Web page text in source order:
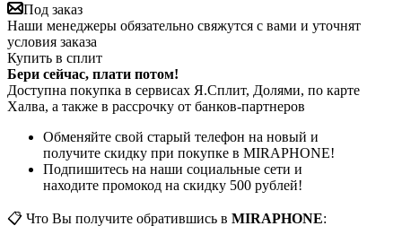
Под заказ
Наши менеджеры обязательно свяжутся с вами и уточнят
условия заказа
Купить в сплит
Бери сейчас, плати потом!
Доступна покупка в сервисах Я.Сплит, Долями, по карте
Халва, а также в рассрочку от банков-партнеров
Обменяйте свой старый телефон на новый и
получите скидку при покупке в MIRAPHONE!
Подпишитесь на наши социальные сети и
находите промокод на скидку 500 рублей!
📋 Что Вы получите обратившись в MIRAPHONE: